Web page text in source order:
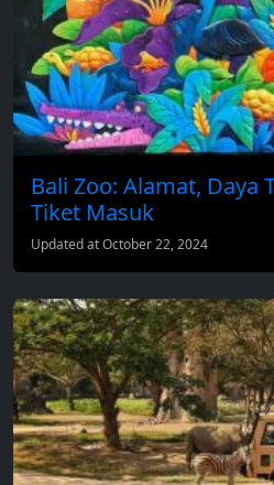
Bali Zoo: Alamat, Daya
Tiket Masuk
Updated at October 22, 2024